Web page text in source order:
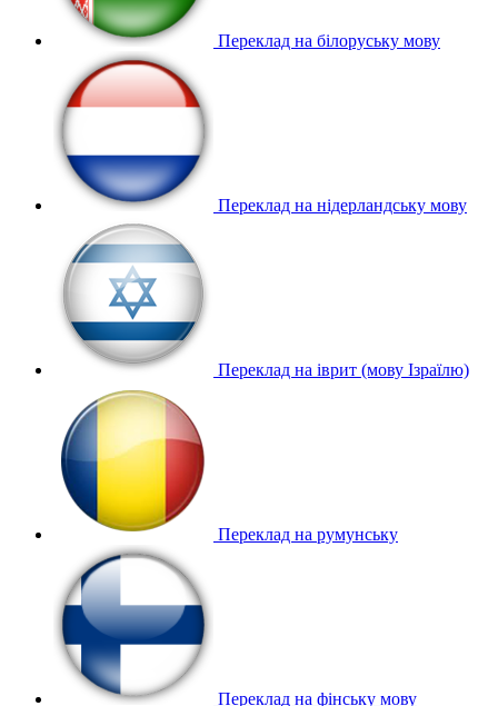
Переклад на білоруську мову
Переклад на нідерландську мову
Переклад на іврит (мову Ізраїлю)
Переклад на румунську
Переклад на фінську мову